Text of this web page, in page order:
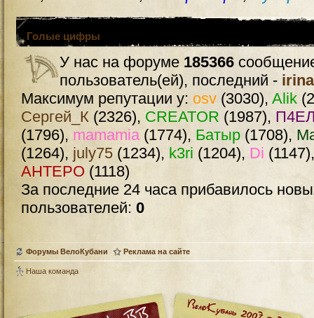
Голые цифры
У нас на форуме 185366
пользователь(ей), последний -
Максимум репутации у: osv (3030), Alik
Сергей_К (2326), CREATOR (1987),
(1796), mamamia(1774), Батыр (1708),
(1264), july75 (1234), k3ri (1204), Di
AHTEPO (1118)
За последние 24 часа прибавилось
пользователей: 0
Форумы ВелоКубани Реклама на сайте
Наша команда